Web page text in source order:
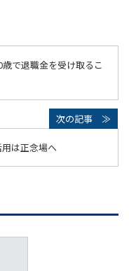
で退職金を受け取るこ
は正念場へ